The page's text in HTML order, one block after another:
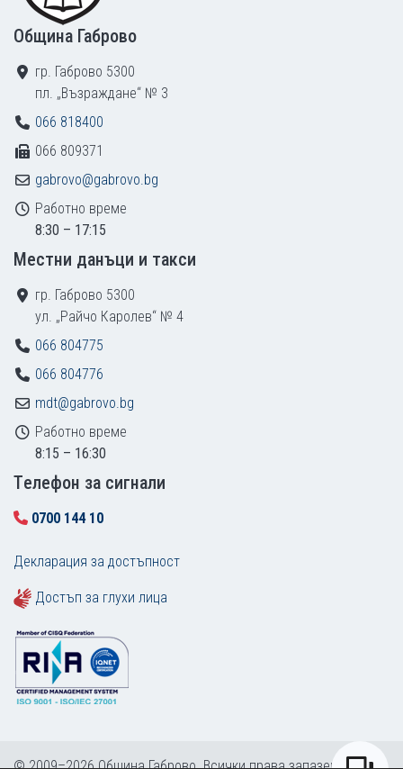
Община Габрово
гр. Габрово 5300
пл. „Възраждане“ № 3
066 818400
066 809371
gabrovo@gabrovo.bg
Работно време
8:30 – 17:15
Местни данъци и такси
гр. Габрово 5300
ул. „Райчо Каролев“ № 4
066 804775
066 804776
mdt@gabrovo.bg
Работно време
8:15 – 16:30
Tелефон за сигнали
0700 144 10
Декларация за достъпност
Достъп за глухи лица